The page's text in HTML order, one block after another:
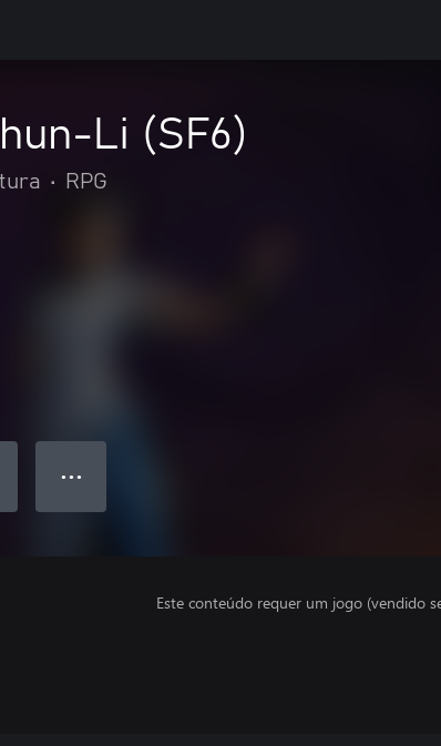
Li (SF6)
• RPG
● ● ●
Este conteúdo requer um jogo (vendido